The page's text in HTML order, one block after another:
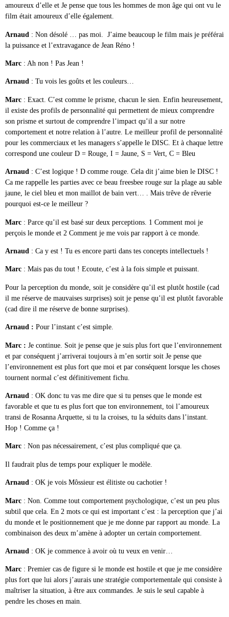
amoureux d’elle et Je pense que tous les hommes de mon âge qui ont vu le
film était amoureux d’elle également.
Arnaud : Non désolé … pas moi. J’aime beaucoup le film mais je préférai
la puissance et l’extravagance de Jean Réno !
Marc : Ah non ! Pas Jean !
Arnaud : Tu vois les goûts et les couleurs…
Marc : Exact. C’est comme le prisme, chacun le sien. Enfin heureusement,
il existe des profils de personnalité qui permettent de mieux comprendre
son prisme et surtout de comprendre l’impact qu’il a sur notre
comportement et notre relation à l’autre. Le meilleur profil de personnalité
pour les commerciaux et les managers s’appelle le DISC. Et à chaque lettre
correspond une couleur D = Rouge, I = Jaune, S = Vert, C = Bleu
Arnaud : C’est logique ! D comme rouge. Cela dit j’aime bien le DISC !
Ca me rappelle les parties avec ce beau freesbee rouge sur la plage au sable
jaune, le ciel bleu et mon maillot de bain vert… . Mais trêve de rêverie
pourquoi est-ce le meilleur ?
Marc : Parce qu’il est basé sur deux perceptions. 1 Comment moi je
perçois le monde et 2 Comment je me vois par rapport à ce monde.
Arnaud : Ca y est ! Tu es encore parti dans tes concepts intellectuels !
Marc : Mais pas du tout ! Ecoute, c’est à la fois simple et puissant.
Pour la perception du monde, soit je considère qu’il est plutôt hostile (cad
il me réserve de mauvaises surprises) soit je pense qu’il est plutôt favorable
(cad dire il me réserve de bonne surprises).
Arnaud : Pour l’instant c’est simple.
Marc : Je continue. Soit je pense que je suis plus fort que l’environnement
et par conséquent j’arriverai toujours à m’en sortir soit Je pense que
l’environnement est plus fort que moi et par conséquent lorsque les choses
tournent normal c’est définitivement fichu.
Arnaud : OK donc tu vas me dire que si tu penses que le monde est
favorable et que tu es plus fort que ton environnement, toi l’amoureux
transi de Rosanna Arquette, si tu la croises, tu la séduits dans l’instant.
Hop ! Comme ça !
Marc : Non pas nécessairement, c’est plus compliqué que ça.
Il faudrait plus de temps pour expliquer le modèle.
Arnaud : OK je vois Môssieur est élitiste ou cachotier !
Marc : Non. Comme tout comportement psychologique, c’est un peu plus
subtil que cela. En 2 mots ce qui est important c’est : la perception que j’ai
du monde et le positionnement que je me donne par rapport au monde. La
combinaison des deux m’amène à adopter un certain comportement.
Arnaud : OK je commence à avoir où tu veux en venir…
Marc : Premier cas de figure si le monde est hostile et que je me considère
plus fort que lui alors j’aurais une stratégie comportementale qui consiste à
maîtriser la situation, à être aux commandes. Je suis le seul capable à
pendre les choses en main.